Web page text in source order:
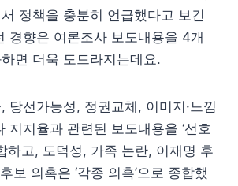
정책을 충분히 언급했다고 보긴
경향은 여론조사 보도내용을 4개
면 더욱 도드라지는데요.
당선가능성, 정권교체, 이미지·느낌
지지율과 관련된 보도내용을 ‘선호
하고, 도덕성, 가족 논란, 이재명 후
보 의혹은 ‘각종 의혹’으로 종합했